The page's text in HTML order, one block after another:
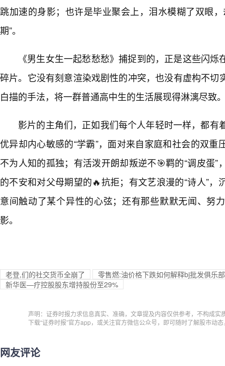
跳加速的身影；也许是毕业聚会上，泪水模糊了双眼
期”。
《男生女生一起愁愁愁》捕捉到的，正是这些闪
碎片。它没有刻意渲染戏剧性的冲突，也没有虚构不切
白描的手法，将一群普通高中生的生活展现得淋漓尽致
影片的主角们，正如我们每个人年轻时一样，都有
优异却内心敏感的“学霸”，面对来自家庭和社会的双重
不为人知的孤独；有活泼开朗却叛逆不🎯羁的“调皮蛋
的不安和对父母期望的🔥抗拒；有文艺浪漫的“诗人”
意间触动了某个异性的心弦；还有那些默默无闻、努
影。
老登,们的社交货币全崩了
零售燃:油价格下跌如何解释bj批发俱乐
新华医—疗控股股东增持股份至29%
声明：证券时报力求信息真实、准确，文章提及内容仅供参考，不构成实
下载“证券时报”官方app，或关注官方微信公众号，即可随时了解股市动
网友评论